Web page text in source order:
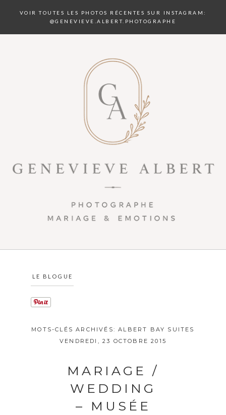
VOIR TOUTES LES PHOTOS RÉCENTES SUR INSTAGRAM:
@GENEVIEVE.ALBERT.PHOTOGRAPHE
LE BLOGUE
MOTS-CLÉS ARCHIVÉS:ALBERT BAY SUITES
VENDREDI, 23 OCTOBRE 2015
MARIAGE /
WEDDING
– MUSÉE